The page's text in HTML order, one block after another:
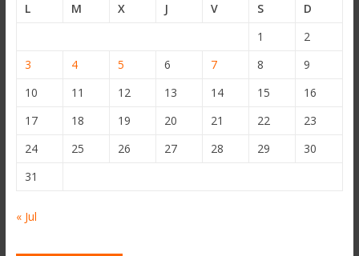
L
M X J V S
D
1
2
3
4 5 6 7 8
9
10
11 12 13 14 15
16
17
18 19 20 21 22
23
24
25 26 27 28 29
30
31
« Jul